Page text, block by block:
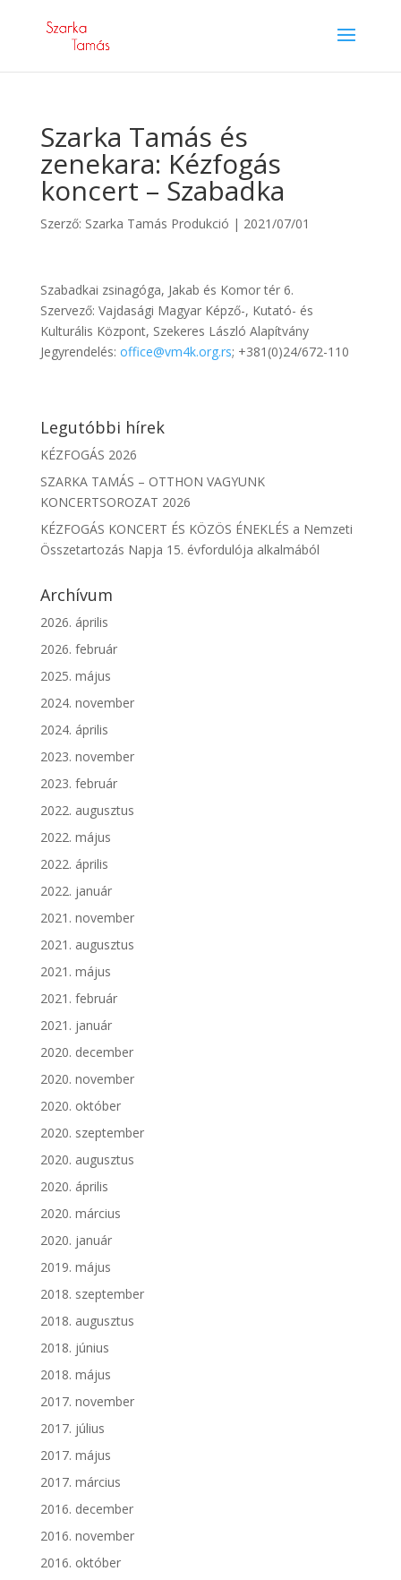
Szarka Tamás és
zenekara: Kézfogás
koncert – Szabadka
Szerző: Szarka Tamás Produkció | 2021/07/01
Szabadkai zsinagóga, Jakab és Komor tér 6.
Szervező: Vajdasági Magyar Képző-, Kutató- és
Kulturális Központ, Szekeres László Alapítvány
Jegyrendelés: office@vm4k.org.rs; +381(0)24/672-110
Legutóbbi hírek
KÉZFOGÁS 2026
SZARKA TAMÁS – OTTHON VAGYUNK
KONCERTSOROZAT 2026
KÉZFOGÁS KONCERT ÉS KÖZÖS ÉNEKLÉS a Nemzeti
Összetartozás Napja 15. évfordulója alkalmából
Archívum
2026. április
2026. február
2025. május
2024. november
2024. április
2023. november
2023. február
2022. augusztus
2022. május
2022. április
2022. január
2021. november
2021. augusztus
2021. május
2021. február
2021. január
2020. december
2020. november
2020. október
2020. szeptember
2020. augusztus
2020. április
2020. március
2020. január
2019. május
2018. szeptember
2018. augusztus
2018. június
2018. május
2017. november
2017. július
2017. május
2017. március
2016. december
2016. november
2016. október